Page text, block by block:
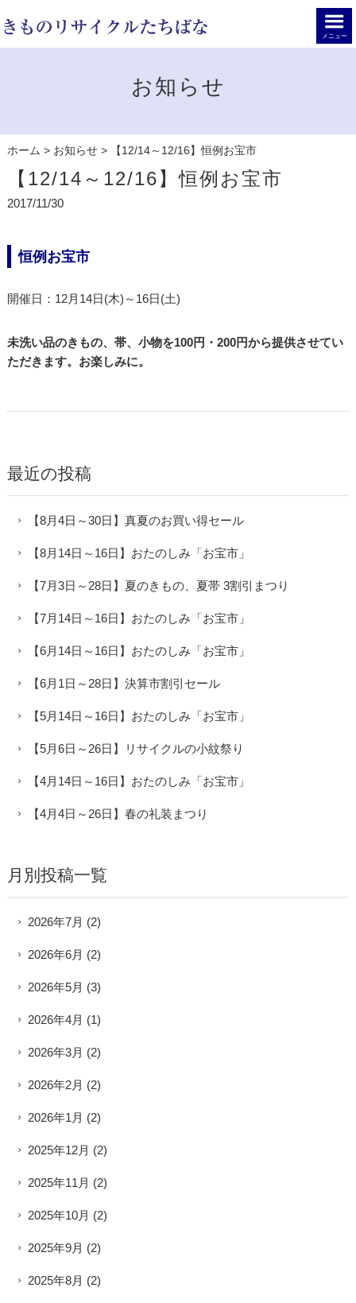
メニュー
お知らせ
ホーム > お知らせ> 【12/14～12/16】恒例お宝市
【12/14～12/16】恒例お宝市
2017/11/30
恒例お宝市
開催日：12月14日(木)～16日(土)
未洗い品のきもの、帯、小物を100円・200円から提供させてい
ただきます。お楽しみに。
最近の投稿
【8月4日～30日】真夏のお買い得セール
【8月14日～16日】おたのしみ「お宝市」
【7月3日～28日】夏のきもの、夏帯 3割引まつり
【7月14日～16日】おたのしみ「お宝市」
【6月14日～16日】おたのしみ「お宝市」
【6月1日～28日】決算市割引セール
【5月14日～16日】おたのしみ「お宝市」
【5月6日～26日】リサイクルの小紋祭り
【4月14日～16日】おたのしみ「お宝市」
【4月4日～26日】春の礼装まつり
月別投稿一覧
2026年7月 (2)
2026年6月 (2)
2026年5月 (3)
2026年4月 (1)
2026年3月 (2)
2026年2月 (2)
2026年1月 (2)
2025年12月 (2)
2025年11月 (2)
2025年10月 (2)
2025年9月 (2)
2025年8月 (2)